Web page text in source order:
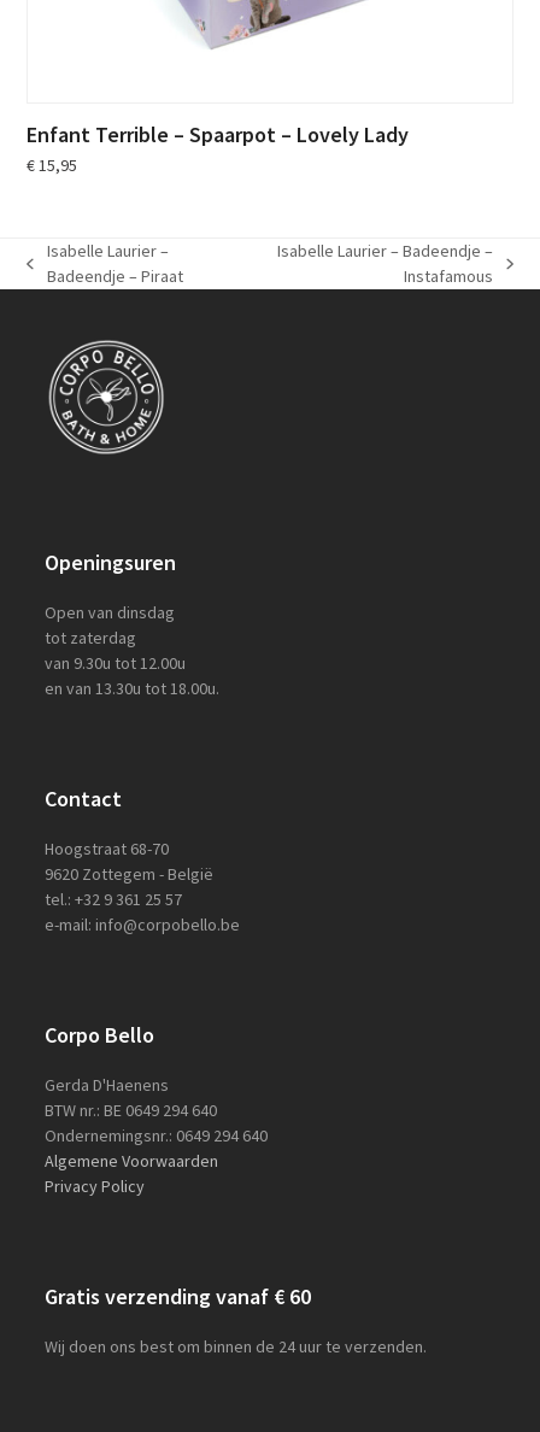
Enfant Terrible – Spaarpot – Lovely Lady
€15,95
previous
Isabelle Laurier –
Badeendje – Piraat
Isabelle Laurier – Badeendje –
Instafamous
Openingsuren
Open van dinsdag
tot zaterdag
van 9.30u tot 12.00u
en van 13.30u tot 18.00u.
Contact
Hoogstraat 68-70
9620 Zottegem - België
tel.: +32 9 361 25 57
e-mail: info@corpobello.be
Corpo Bello
Gerda D'Haenens
BTW nr.: BE 0649 294 640
Ondernemingsnr.: 0649 294 640
Algemene Voorwaarden
Privacy Policy
Gratis verzending vanaf € 60
Wij doen ons best om binnen de 24 uur te verzenden.